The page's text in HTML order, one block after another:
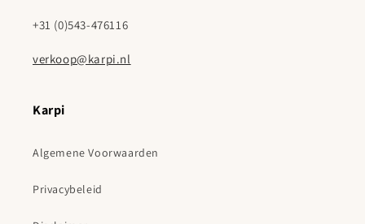
+31 (0)543-476116
verkoop@karpi.nl
Karpi
Algemene Voorwaarden
Privacybeleid